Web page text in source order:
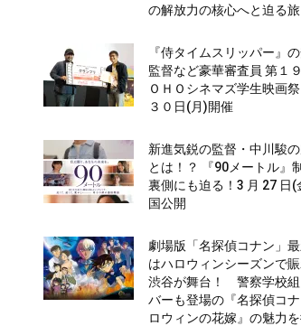
の解放力の核心へと迫る旅
『侍タイムスリッパー』
監督など豪華審査員 第１
ＯＨＯシネマズ学生映画祭
３０日(月)開催
新進気鋭の監督・中川駿
とは！？ 『90メートル』
裏側にも迫る！3 月 27 日(
国公開
劇場版「名探偵コナン」
はハロウィンシーズンで賑
渋谷が舞台！ 警察学校組
バーも登場の『名探偵コ
ロウィンの花嫁』の魅力